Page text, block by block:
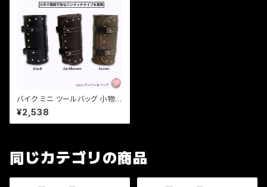
バイク ミニ ツールバッグ 小物
工具入れ 合皮 円筒【 ブラック 】
a354 アメリカン/マグナ/ビラー
ゴ/DS/エイプ
¥2,538
同じカテゴリの商品